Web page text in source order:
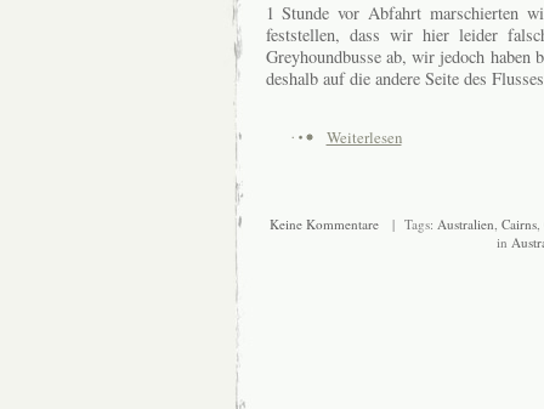
1 Stunde vor Abfahrt marschierten
feststellen, dass wir hier leider
Greyhoundbusse ab, wir jedoch haben
deshalb auf die andere Seite des
Weiterlesen
Keine Kommentare| Tags: Australien Cairns,
in